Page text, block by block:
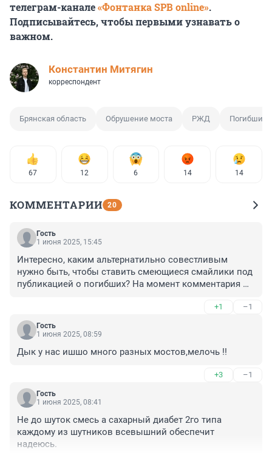
телеграм-канале«Фонтанка SPB online».
Подписывайтесь, чтобы первыми узнавать о
важном.
Константин Митягин
корреспондент
Брянская область Обрушение моста РЖД Погибший
67 12 6 14 14
КОММЕНТАРИИ 20
Гость
1 июня 2025, 15:45
Интересно, каким альтернатильно совестливым
нужно быть, чтобы ставить смеющиеся смайлики под
публикацией о погибших? На момент комментария
+1 –1
Гость
1 июня 2025, 08:59
Дык у нас ишшо много разных мостов,мелочь !!
+3 –1
Гость
1 июня 2025, 08:41
Не до шуток смесь а сахарный диабет 2го типа
каждому из шутников всевышний обеспечит
надеюсь.